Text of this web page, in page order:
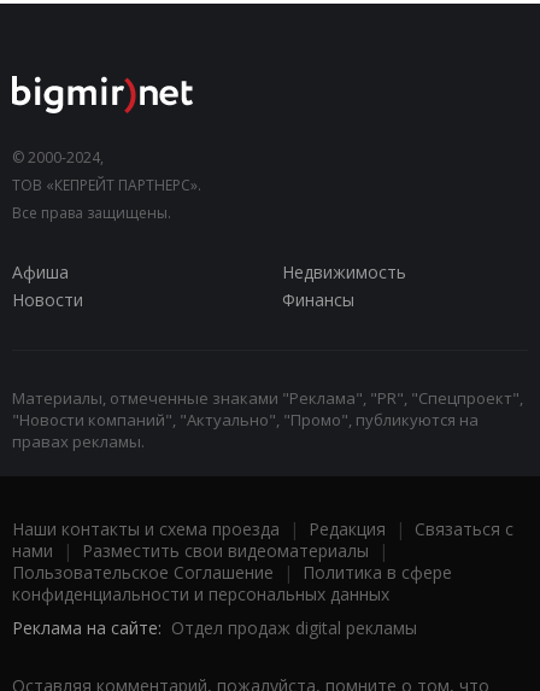
© 2000-2024,
ТОВ «КЕПРЕЙТ ПАРТНЕРС».
Все права защищены.
Афиша
Недвижимость
Новости
Финансы
Материалы, отмеченные знаками "Реклама", "PR", "Спецпроект",
"Новости компаний", "Актуально", "Промо", публикуются на
правах рекламы.
Наши контакты и схема проезда | Редакция | Связаться с
нами | Разместить свои видеоматериалы |
Пользовательское Соглашение |
Политика в сфере
конфиденциальности и персональных данных
Реклама на сайте: Отдел продаж digital рекламы
Оставляя комментарий, пожалуйста, помните о том, что